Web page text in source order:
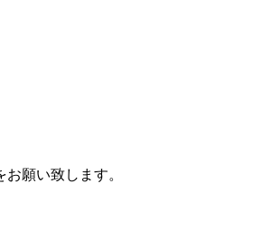
願い致します。